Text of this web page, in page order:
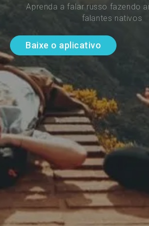
Aprenda a falar russo fazendo
falantes nativos
Baixe o aplicativo